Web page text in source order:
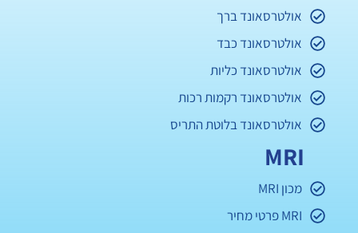
אולטרסאונד ברך
אולטרסאונד כבד
אולטרסאונד כליות
אולטרסאונד רקמות רכות
אולטרסאונד בלוטת התריס
MRI
מכון MRI
MRI פרטי מחיר